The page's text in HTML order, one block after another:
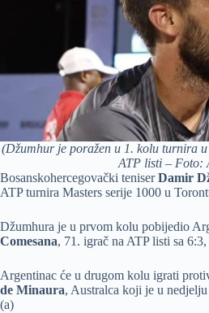
(Džumhur je poražen u 1. kolu turnira
ATP listi – Foto:
Bosanskohercegovački teniserDamir
ATP turnira Masters serije 1000 u
Džumhura je u prvom kolu pobijedio
Comesana, 71. igrač na ATP listi sa 6:3,
Argentinac će u drugom kolu igrati
de Minaura, Australca koji je u
(a)